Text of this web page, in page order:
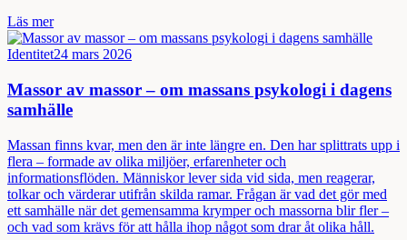
Läs mer
Identitet24 mars 2026
Massor av massor – om massans psykologi i dagens
samhälle
Massan finns kvar, men den är inte längre en. Den har splittrats upp i
flera – formade av olika miljöer, erfarenheter och
informationsflöden. Människor lever sida vid sida, men reagerar,
tolkar och värderar utifrån skilda ramar. Frågan är vad det gör med
ett samhälle när det gemensamma krymper och massorna blir fler –
och vad som krävs för att hålla ihop något som drar åt olika håll.